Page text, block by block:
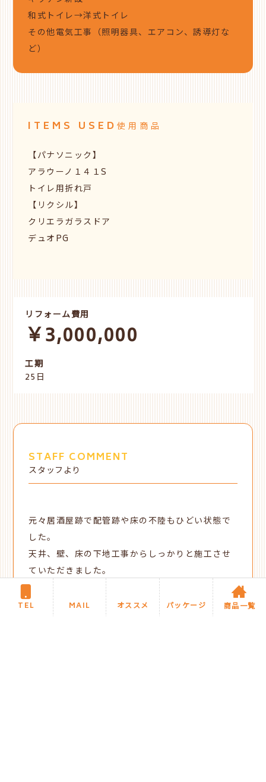
和式トイレ→洋式トイレ
その他電気工事（照明器具、エアコン、誘導灯な
ど）
ITEMS USED使用商品
【パナソニック】
アラウーノ１４１S
トイレ用折れ戸
【リクシル】
クリエラガラスドア
デュオPG
リフォーム費用
￥3,000,000
工期
25日
STAFF COMMENT
スタッフより
元々居酒屋跡で配管跡や床の不陸もひどい状態で
した。
天井、壁、床の下地工事からしっかりと施工させ
ていただきました。
TEL MAIL オススメ パッケージ 商品一覧